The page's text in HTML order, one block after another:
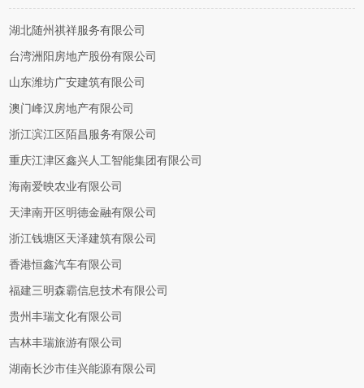
湖北随州祺祥服务有限公司
台湾洲阳房地产股份有限公司
山东潍坊广安建筑有限公司
澳门峰汉房地产有限公司
浙江滨江区陌昌服务有限公司
重庆江津区鑫兴人工智能集团有限公司
海南爱映农业有限公司
天津南开区明德金融有限公司
浙江钱塘区天泽建筑有限公司
香港恒鑫汽车有限公司
福建三明森霸信息技术有限公司
贵州丰瑞文化有限公司
吉林丰瑞旅游有限公司
湖南长沙市佳兴能源有限公司